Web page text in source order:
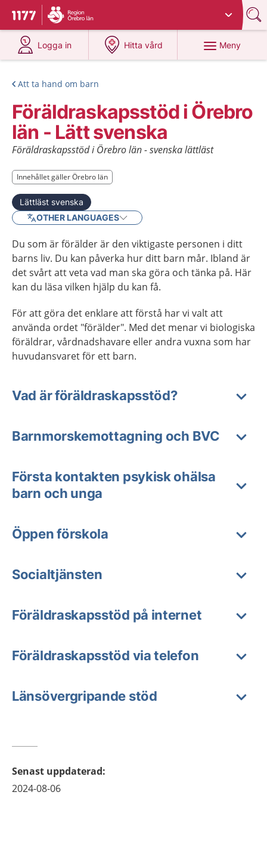
Till startsidan för 1177
Du har valt region
Logga in
på 1177.se
Hitta vård
på 1177.se
Meny
Att ta hand om barn
Föräldraskapsstöd i Örebro
län - Lätt svenska
Föräldraskapsstöd i Örebro län - svenska lättläst
Innehållet gäller Örebro län
Innehållet gäller Örebro län
Lättläst svenska
OTHER LANGUAGES
Du som är förälder är den viktigaste personen i ditt
barns liv. Du kan påverka hur ditt barn mår. Ibland är
det svårt att veta vad man ska göra och tänka på. Här
kan du läsa vilken hjälp du kan få.
För att göra det enklare att förstå har vi valt att
använda ordet "förälder". Med det menar vi biologiska
föräldrar, vårdnadshavare eller andra vuxna som har
huvudansvaret för ett barn.
Vad är föräldraskapsstöd?
Barnmorskemottagning och BVC
Första kontakten psykisk ohälsa
barn och unga
Öppen förskola
Socialtjänsten
Föräldraskapsstöd på internet
Föräldraskapsstöd via telefon
Länsövergripande stöd
Senast uppdaterad:
2024-08-06